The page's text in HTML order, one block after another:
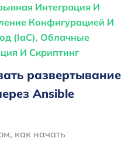
Интеграция И
Конфигурацией И
(IaC), Облачные
И Скриптинг
развертывание
Ansible
как начать